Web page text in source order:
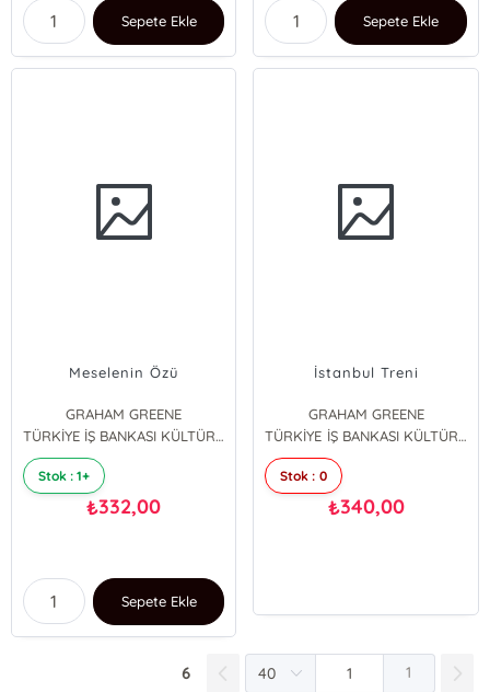
Sepete Ekle Sepete Ekle
Meselenin Özü
GRAHAM GREENE
TÜRKİYE İŞ BANKASI KÜLTÜR YAYINLARI
Stok : 1+
₺332,00
Sepete Ekle
İstanbul Treni
GRAHAM GREENE
TÜRKİYE İŞ BANKASI KÜLTÜR YAYINLARI
Stok : 0
₺340,00
6 1